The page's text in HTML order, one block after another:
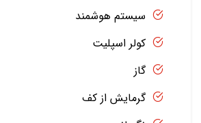
سیستم هوشمند
کولر اسپلیت
گاز
گرمایش از کف